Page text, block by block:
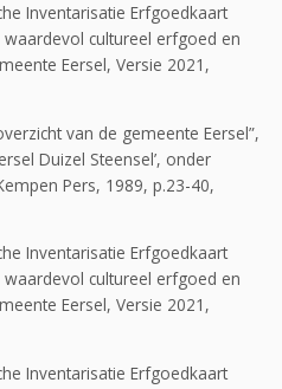
Inventarisatie Erfgoedkaart
cultureel erfgoed en
Eersel, Versie 2021,
van de gemeente Eersel”,
Duizel Steensel’, onder
Pers, 1989, p.23-40,
Inventarisatie Erfgoedkaart
cultureel erfgoed en
Eersel, Versie 2021,
Inventarisatie Erfgoedkaart